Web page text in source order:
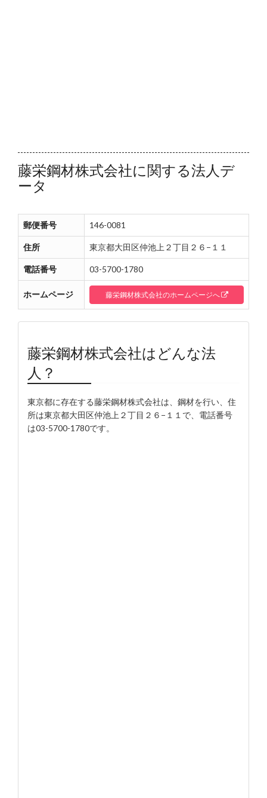
藤栄鋼材株式会社に関する法人デ
ータ
郵便番号 146-0081
住所 東京都大田区仲池上２丁目２６−１１
電話番号 03-5700-1780
ホームページ 藤栄鋼材株式会社のホームページへ
藤栄鋼材株式会社はどんな法
人？
東京都に存在する藤栄鋼材株式会社は、鋼材を行い、住
所は東京都大田区仲池上２丁目２６−１１で、電話番号
は03-5700-1780です。